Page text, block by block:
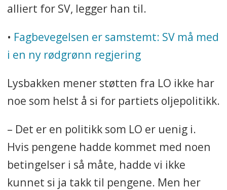
alliert for SV, legger han til.
• Fagbevegelsen er samstemt: SV må med
i en ny rødgrønn regjering
Lysbakken mener støtten fra LO ikke har
noe som helst å si for partiets oljepolitikk.
– Det er en politikk som LO er uenig i.
Hvis pengene hadde kommet med noen
betingelser i så måte, hadde vi ikke
kunnet si ja takk til pengene. Men her